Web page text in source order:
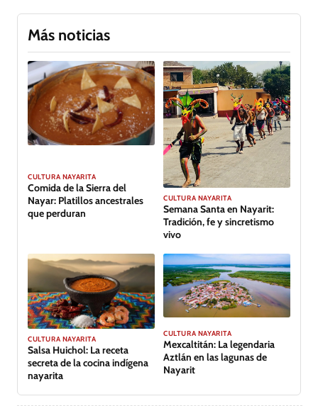
Más noticias
CULTURA NAYARITA
Comida de la Sierra del
Nayar: Platillos ancestrales
que perduran
CULTURA NAYARITA
Semana Santa en Nayarit:
Tradición, fe y sincretismo
vivo
CULTURA NAYARITA
Salsa Huichol: La receta
secreta de la cocina indígena
nayarita
CULTURA NAYARITA
Mexcaltitán: La legendaria
Aztlán en las lagunas de
Nayarit